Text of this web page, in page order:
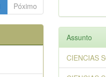
Póximo
Assunto
CIENCIAS